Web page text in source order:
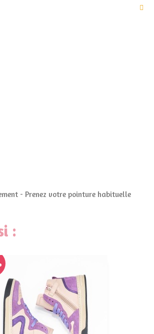
- Prenez votre pointure habituelle
: